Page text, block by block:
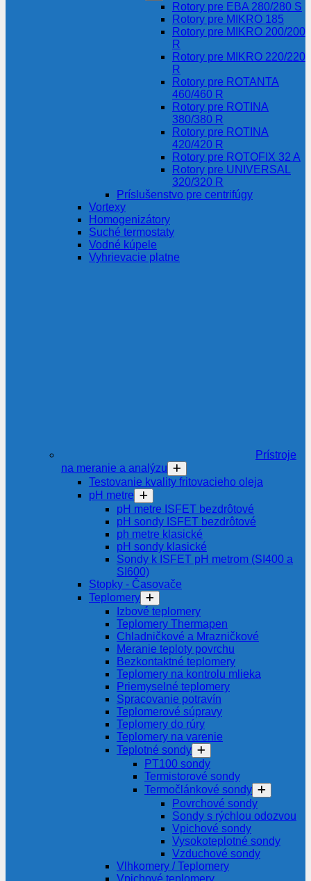
Rotory pre EBA 280/280 S
Rotory pre MIKRO 185
Rotory pre MIKRO 200/200
R
Rotory pre MIKRO 220/220
R
Rotory pre ROTANTA
460/460 R
Rotory pre ROTINA
380/380 R
Rotory pre ROTINA
420/420 R
Rotory pre ROTOFIX 32 A
Rotory pre UNIVERSAL
320/320 R
Príslušenstvo pre centrifúgy
Vortexy
Homogenizátory
Suché termostaty
Vodné kúpele
Vyhrievacie platne
Prístroje
na meranie a analýzu
Testovanie kvality fritovacieho oleja
pH metre
pH metre ISFET bezdrôtové
pH sondy ISFET bezdrôtové
ph metre klasické
pH sondy klasické
Sondy k ISFET pH metrom (SI400 a
SI600)
Stopky - Časovače
Teplomery
Izbové teplomery
Teplomery Thermapen
Chladničkové a Mrazničkové
Meranie teploty povrchu
Bezkontaktné teplomery
Teplomery na kontrolu mlieka
Priemyselné teplomery
Spracovanie potravín
Teplomerové súpravy
Teplomery do rúry
Teplomery na varenie
Teplotné sondy
PT100 sondy
Termistorové sondy
Termočlánkové sondy
Povrchové sondy
Sondy s rýchlou odozvou
Vpichové sondy
Vysokoteplotné sondy
Vzduchové sondy
Vlhkomery / Teplomery
Vpichové teplomery